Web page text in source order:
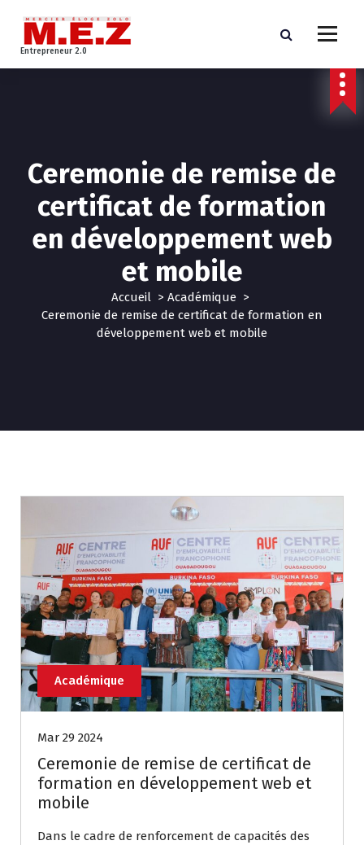
Entrepreneur 2.0
Ceremonie de remise de
certificat de formation
en développement web
et mobile
Accueil > Académique >
Ceremonie de remise de certificat de formation en
développement web et mobile
Académique
Mar 29 2024
Ceremonie de remise de certificat de
formation en développement web et
mobile
Dans le cadre de renforcement de capacités des